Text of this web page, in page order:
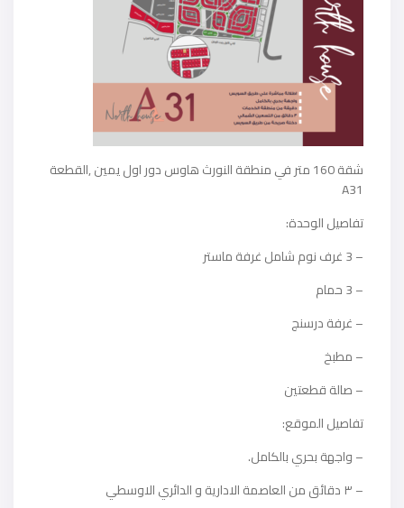
شقة 160 متر في منطقة النورث هاوس دور اول يمين ,القطعة
A31
تفاصيل الوحدة:
– 3 غرف نوم شامل غرفة ماستر
– 3 حمام
– غرفة درسنج
– مطبخ
– صالة قطعتين
تفاصيل الموقع:
– واجهة بحري بالكامل.
– ٣ دقائق من العاصمة الادارية و الدائري الاوسطي